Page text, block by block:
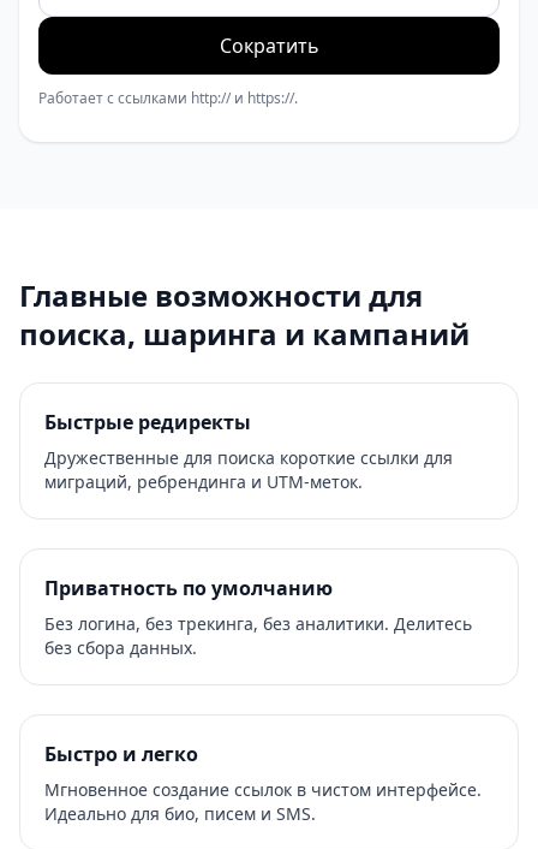
Сократить
Работает с ссылками http:// и https://.
Главные возможности для
поиска, шаринга и кампаний
Быстрые редиректы
Дружественные для поиска короткие ссылки для
миграций, ребрендинга и UTM-меток.
Приватность по умолчанию
Без логина, без трекинга, без аналитики. Делитесь
без сбора данных.
Быстро и легко
Мгновенное создание ссылок в чистом интерфейсе.
Идеально для био, писем и SMS.